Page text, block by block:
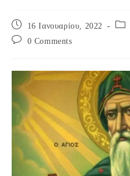
Post
published:
16 Ιανουαρίου, 2022
Post
Post
0 Comments